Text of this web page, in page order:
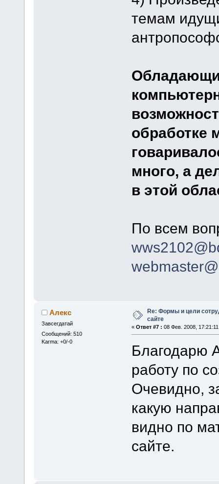
темам
обработке
много, а
в этой
По всем
Алекс
Завсегдатай
Сообщений: 510
Karma: +0/-0
Re: Формы и цели
сайте
« Ответ #7 : 08 Фев. 2008,
Благодарю
работу по
Очевидно,
какую
видно по
сайте.